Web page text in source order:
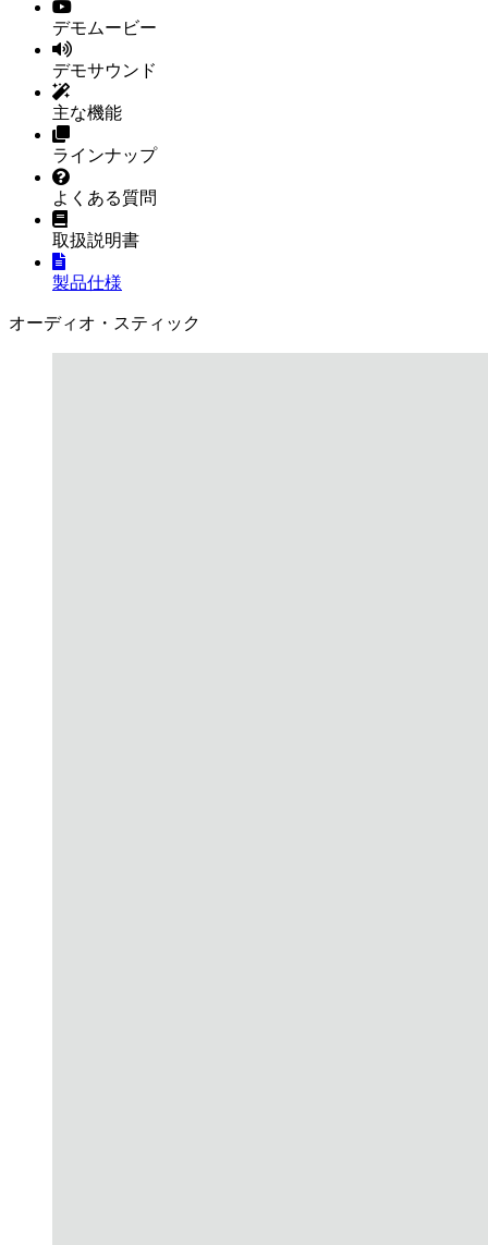
デモムービー
デモサウンド
主な機能
ラインナップ
よくある質問
取扱説明書
製品仕様
オーディオ・スティック